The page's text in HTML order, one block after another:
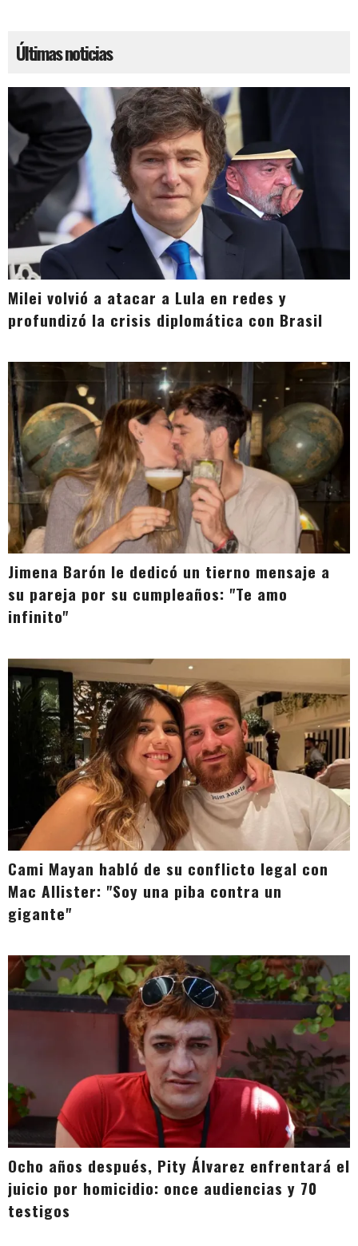
Últimas noticias
Milei volvió a atacar a Lula en redes y
profundizó la crisis diplomática con Brasil
Jimena Barón le dedicó un tierno mensaje a
su pareja por su cumpleaños: "Te amo
infinito"
Cami Mayan habló de su conflicto legal con
Mac Allister: "Soy una piba contra un
gigante"
Ocho años después, Pity Álvarez enfrentará el
juicio por homicidio: once audiencias y 70
testigos